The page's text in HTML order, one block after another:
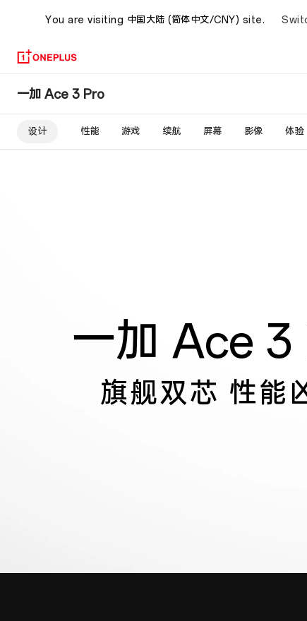
You are visiting 中国大陆 (简体中文/CNY) site.
一
加
Ace
一加 Ace 3 Pro
设计 性能 游戏 续航 屏幕 影像 体验
一加 Ace 3
旗舰双芯 性能